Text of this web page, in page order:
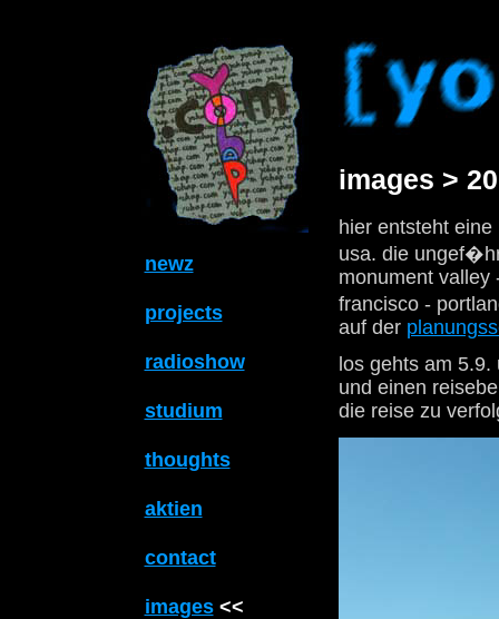
newz
projects
radioshow
studium
thoughts
aktien
contact
images<<
images >
hier entsteht
usa. die
monument valley
francisco -
auf der
los gehts am
und einen
die reise zu